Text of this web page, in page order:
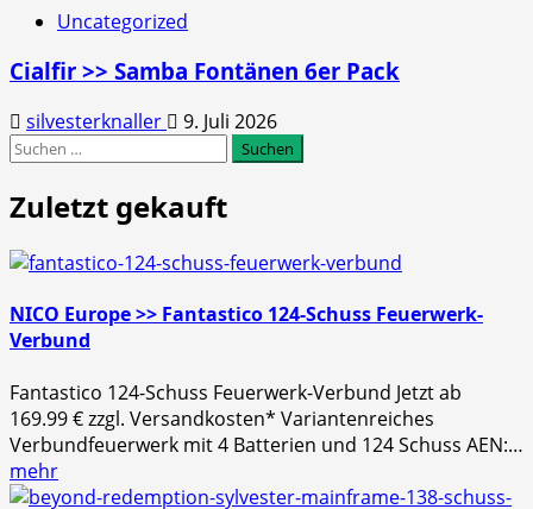
Uncategorized
Cialfir >> Samba Fontänen 6er Pack
silvesterknaller
9. Juli 2026
Suchen
Zuletzt gekauft
NICO Europe >> Fantastico 124-Schuss Feuerwerk-
Verbund
Fantastico 124-Schuss Feuerwerk-Verbund Jetzt ab
169.99 € zzgl. Versandkosten* Variantenreiches
Verbundfeuerwerk mit 4 Batterien und 124 Schuss AEN:…
mehr